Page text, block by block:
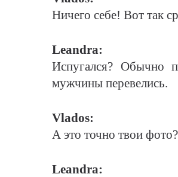
Ничего себе! Вот так
Leandra:
Испугался? Обычно
мужчины перевелись.
Vlados:
А это точно твои
Leandra: